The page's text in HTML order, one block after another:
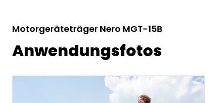
Motorgeräteträger Nero MGT-15B
Anwendungsfotos